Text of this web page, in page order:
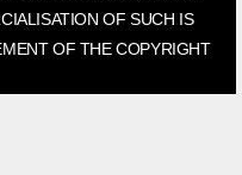
OF SUCH IS
OF THE COPYRIGHT